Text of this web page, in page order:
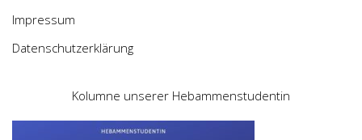
Impressum
Datenschutzerklärung
Kolumne unserer Hebammenstudentin